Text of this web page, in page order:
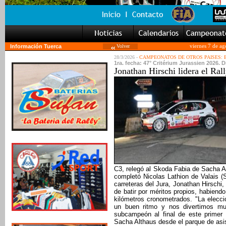
Información Tuerca Volver
viernes 7 de
28/3/2026 - CAMPEONATOS DE OTROS PAISES:
1ra. fecha: 47° Critérium Jurassien 2026.
Jonathan Hirschi lidera el
C3, relegó al Skoda Fabia de Sacha
completó Nicolas Lathion de Valais
carreteras del Jura, Jonathan
de batir por méritos propios,
kilómetros cronometrados. "La
un buen ritmo y nos divertimos
subcampeón al final de este
Sacha Althaus desde el parque de